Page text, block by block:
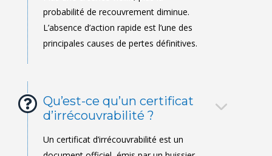
Qu’est-ce qu’un certificat
d’irrécouvrabilité ?